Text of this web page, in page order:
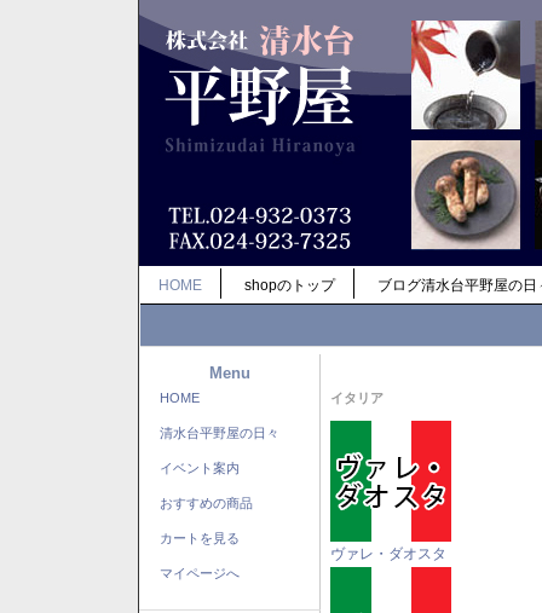
HOME shopのトップ ブログ清水台平野屋の日
Menu
HOME
清水台平野屋の日々
イベント案内
おすすめの商品
カートを見る
マイページへ
イタリア
ヴァレ・ダオスタ